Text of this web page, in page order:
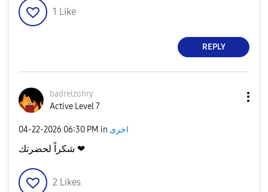
1 Like
REPLY
badrelzohry
Active Level 7
‎04-22-2026 06:30 PM in اخرى
شكراً لحضرتك ❤
2 Likes